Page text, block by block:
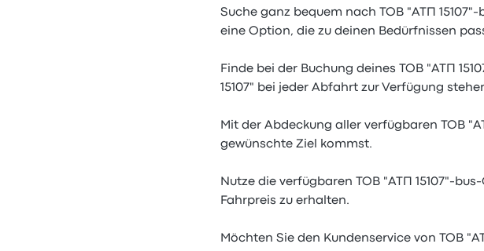
Suche ganz bequem nach ТОВ "АТП
eine Option, die zu deinen Bedürfnissen
Finde bei der Buchung deines ТОВ "АТП
15107" bei jeder Abfahrt zur Verfügung
Mit der Abdeckung aller verfügbaren ТОВ
gewünschte Ziel kommst.
Nutze die verfügbaren ТОВ "АТП 15107"-
Fahrpreis zu erhalten.
Möchten Sie den Kundenservice von ТОВ